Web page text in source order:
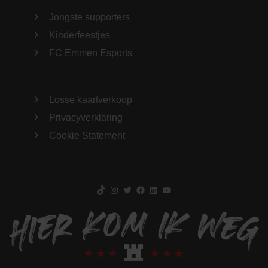
Jongste supporters
Kinderfeestjes
FC Emmen Esports
Losse kaartverkoop
Privacyverklaring
Cookie Statement